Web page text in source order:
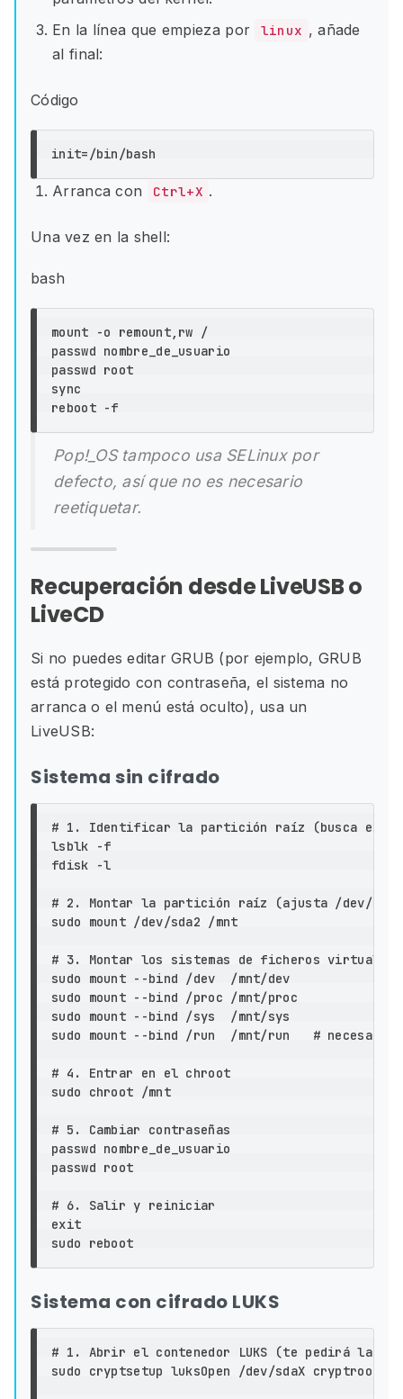
En la línea que empieza por
linux , añade
al final:
Código
Arranca con Ctrl+X .
Una vez en la shell:
bash
mount -o remount,rw /
passwd nombre_de_usuario
passwd root
sync
Pop!_OS tampoco usa SELinux por
defecto, así que no es necesario
reetiquetar.
Recuperación desde LiveUSB o
LiveCD
Si no puedes editar GRUB (por ejemplo, GRUB
está protegido con contraseña, el sistema no
arranca o el menú está oculto), usa un
LiveUSB:
Sistema sin cifrado
# 1. Identificar la partición raíz (busca
lsblk
-f
fdisk
-l
# 2. Montar la partición raíz (ajusta /dev/
sudo mount /dev/sda2 /mnt
# 3. Montar los sistemas de ficheros virtuales
sudo mount --bind
sudo mount --bind
sudo mount --bind
sudo mount --bind /run  /mnt/run # necesario
# 4. Entrar en el chroot
sudo chroot /mnt
# 5. Cambiar contraseñas
passwd nombre_de_usuario
passwd root
# 6. Salir y reiniciar
exit
sudo
Sistema con cifrado LUKS
# 1. Abrir el contenedor LUKS (te pedirá la
sudo cryptsetup luksOpen /dev/sdaX cryptroot